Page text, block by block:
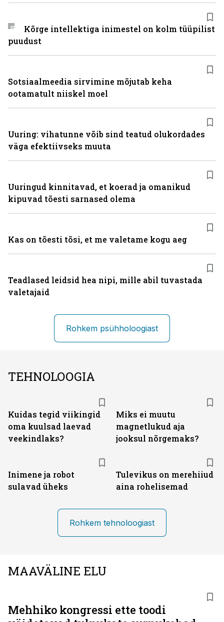
Kõrge intellektiga inimestel on kolm tüüpilist
puudust
Sotsiaalmeedia sirvimine mõjutab keha
ootamatult niiskel moel
Uuring: vihatunne võib sind teatud olukordades
väga efektiivseks muuta
Uuringud kinnitavad, et koerad ja omanikud
kipuvad tõesti sarnased olema
Kas on tõesti tõsi, et me valetame kogu aeg
Teadlased leidsid hea nipi, mille abil tuvastada
valetajaid
Rohkem psühholoogiast
TEHNOLOOGIA
Kuidas tegid viikingid
oma kuulsad laevad
veekindlaks?
Miks ei muutu
magnetlukud aja
jooksul nõrgemaks?
Inimene ja robot
sulavad üheks
Tulevikus on merehiiud
aina rohelisemad
Rohkem tehnoloogiast
MAAVÄLINE ELU
Mehhiko kongressi ette toodi